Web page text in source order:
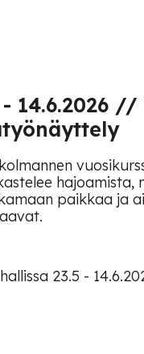
14.6.2026 //
hajoamista,
paikkaa ja
23.5 -